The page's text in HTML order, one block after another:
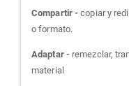
Compartir -copiar y
o formato.
Adaptar -remezclar,
material